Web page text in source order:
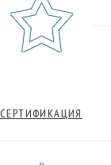
СЕРТИФИКАЦИЯ